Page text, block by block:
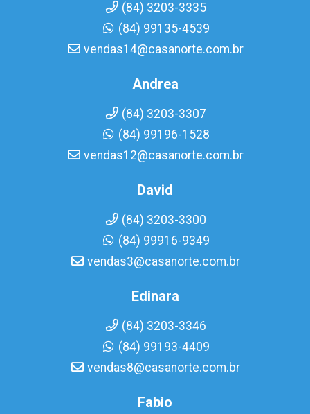
(84) 3203-3335
(84) 99135-4539
vendas14@casanorte.com.br
Andrea
(84) 3203-3307
(84) 99196-1528
vendas12@casanorte.com.br
David
(84) 3203-3300
(84) 99916-9349
vendas3@casanorte.com.br
Edinara
(84) 3203-3346
(84) 99193-4409
vendas8@casanorte.com.br
Fabio